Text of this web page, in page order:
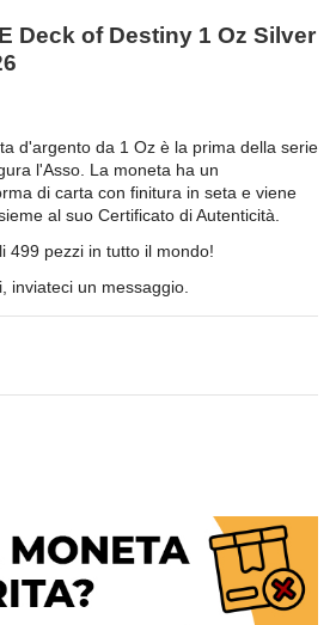
Deck of Destiny 1 Oz Silver
d'argento da 1 Oz è la prima della serie
l'Asso. La moneta ha un
di carta con finitura in seta e viene
al suo Certificato di Autenticità.
499 pezzi in tutto il mondo!
inviateci un messaggio.